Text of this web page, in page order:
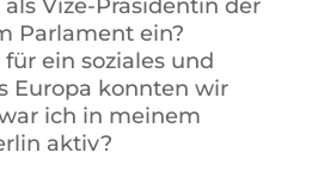
Vize-Präsidentin der
Parlament ein?
ein soziales und
Europa konnten wir
ich in meinem
aktiv?